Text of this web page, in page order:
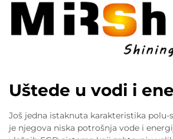
Uštede u vodi i
Još jedna istaknuta karakteristika polu-
je njegova niska potrošnja vode i